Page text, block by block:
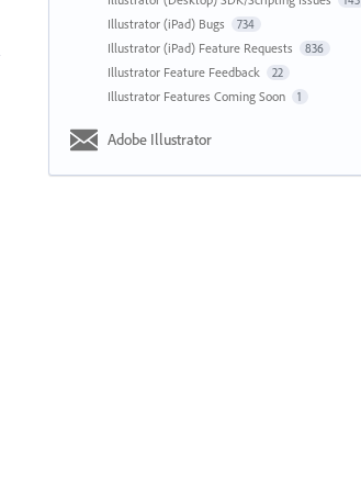
Illustrator (iPad) Bugs 734
Illustrator (iPad) Feature Requests 836
Illustrator Feature Feedback 22
Illustrator Features Coming Soon 1
Adobe Illustrator